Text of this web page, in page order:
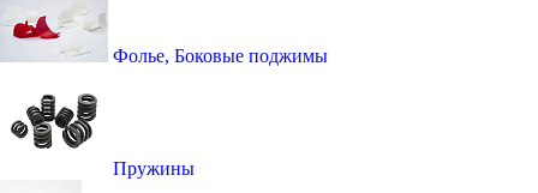
Фолье, Боковые поджимы
Пружины